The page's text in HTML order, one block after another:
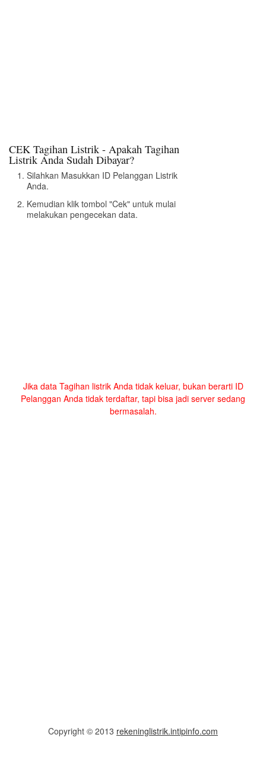
CEK Tagihan Listrik - Apakah Tagihan
Listrik Anda Sudah Dibayar?
Silahkan Masukkan ID Pelanggan Listrik
Anda.
Kemudian klik tombol "Cek" untuk mulai
melakukan pengecekan data.
Jika data Tagihan listrik Anda tidak keluar, bukan berarti ID
Pelanggan Anda tidak terdaftar, tapi bisa jadi server sedang
bermasalah.
Copyright © 2013 rekeninglistrik.intipinfo.com